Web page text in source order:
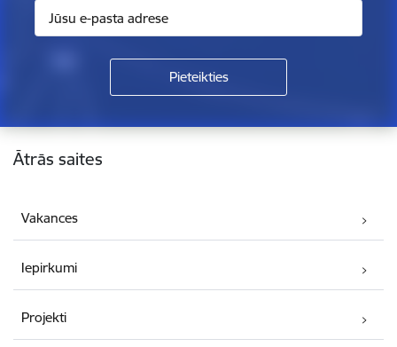
Kājene
Ātrās saites
Vakances
Iepirkumi
Projekti